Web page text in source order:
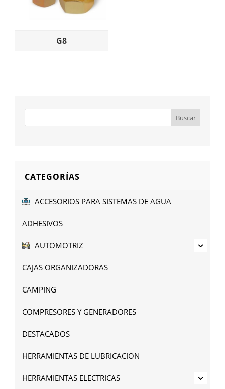
G8
CATEGORÍAS
ACCESORIOS PARA SISTEMAS DE AGUA
ADHESIVOS
AUTOMOTRIZ
CAJAS ORGANIZADORAS
CAMPING
COMPRESORES Y GENERADORES
DESTACADOS
HERRAMIENTAS DE LUBRICACION
HERRAMIENTAS ELECTRICAS